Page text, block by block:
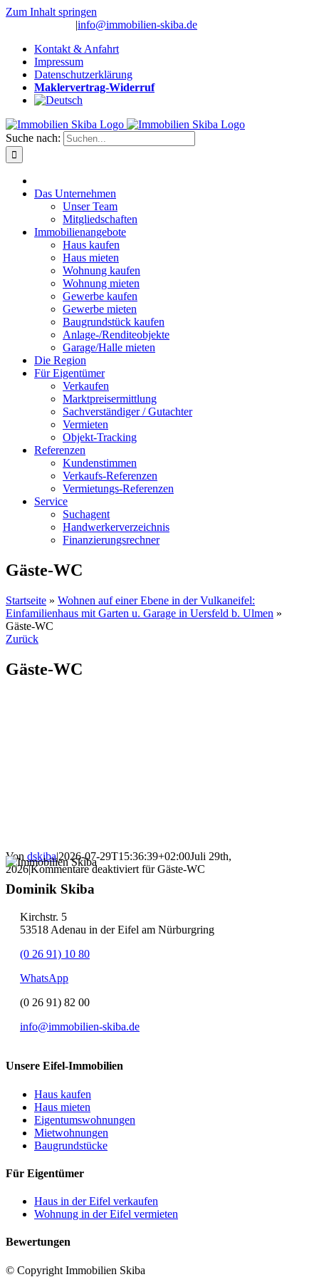
Zum Inhalt springen
|info@immobilien-skiba.de
Kontakt & Anfahrt
Impressum
Datenschutzerklärung
Maklervertrag-Widerruf
Suche nach:
Das Unternehmen
Unser Team
Mitgliedschaften
Immobilienangebote
Haus kaufen
Haus mieten
Wohnung kaufen
Wohnung mieten
Gewerbe kaufen
Gewerbe mieten
Baugrundstück kaufen
Anlage-/Renditeobjekte
Garage/Halle mieten
Die Region
Für Eigentümer
Verkaufen
Marktpreisermittlung
Sachverständiger / Gutachter
Vermieten
Objekt-Tracking
Referenzen
Kundenstimmen
Verkaufs-Referenzen
Vermietungs-Referenzen
Service
Suchagent
Handwerkerverzeichnis
Finanzierungsrechner
Gäste-WC
Startseite » Wohnen auf einer Ebene in der Vulkaneifel:
Einfamilienhaus mit Garten u. Garage in Uersfeld b. Ulmen »
Gäste-WC
Zurück
Gäste-WC
Von dskiba|2026-07-29T15:36:39+02:00Juli 29th,
2026|Kommentare deaktiviert für Gäste-WC
Dominik Skiba
Kirchstr. 5
53518 Adenau in der Eifel am Nürburgring
(0 26 91) 10 80
WhatsApp
(0 26 91) 82 00
info@immobilien-skiba.de
Unsere Eifel-Immobilien
Haus kaufen
Haus mieten
Eigentumswohnungen
Mietwohnungen
Baugrundstücke
Für Eigentümer
Haus in der Eifel verkaufen
Wohnung in der Eifel vermieten
Bewertungen
© Copyright Immobilien Skiba